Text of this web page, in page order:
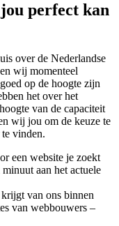
perfect kan
over de Nederlandse
wij momenteel
op de hoogte zijn
het over het
van de capaciteit
wij jou om de keuze te
vinden.
een website je zoekt
aan het actuele
van ons binnen
van webbouwers –